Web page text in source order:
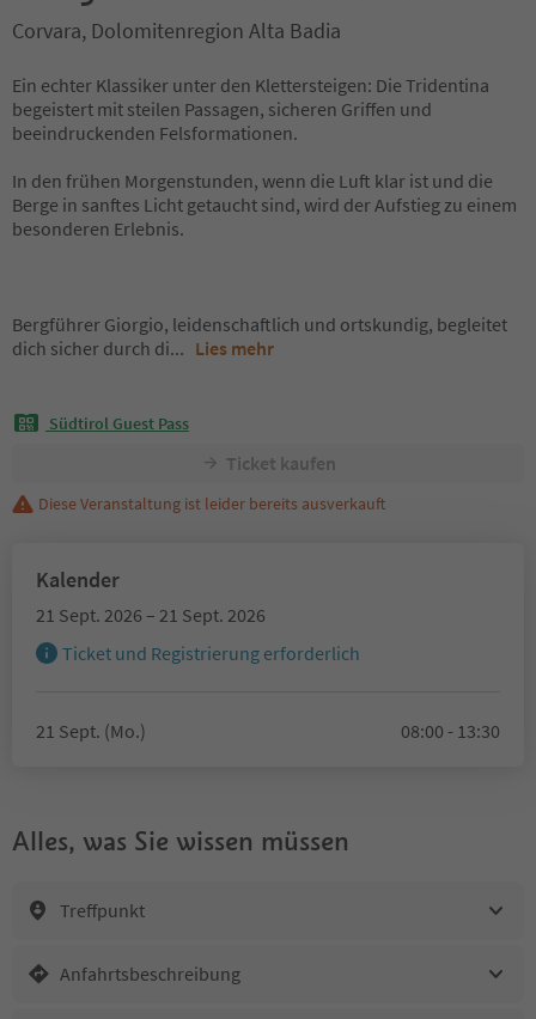
Corvara, Dolomitenregion Alta Badia
Ein echter Klassiker unter den Klettersteigen: Die Tridentina
begeistert mit steilen Passagen, sicheren Griffen und
beeindruckenden Felsformationen.
In den frühen Morgenstunden, wenn die Luft klar ist und die
Berge in sanftes Licht getaucht sind, wird der Aufstieg zu einem
besonderen Erlebnis.
Bergführer Giorgio, leidenschaftlich und ortskundig, begleitet
dich sicher durch di... Lies mehr
Südtirol Guest Pass
Ticket kaufen
Diese Veranstaltung ist leider bereits ausverkauft
Kalender
21 Sept. 2026 – 21 Sept. 2026
Ticket und Registrierung erforderlich
21 Sept. (Mo.) 08:00 - 13:30
Alles, was Sie wissen müssen
Treffpunkt
Anfahrtsbeschreibung